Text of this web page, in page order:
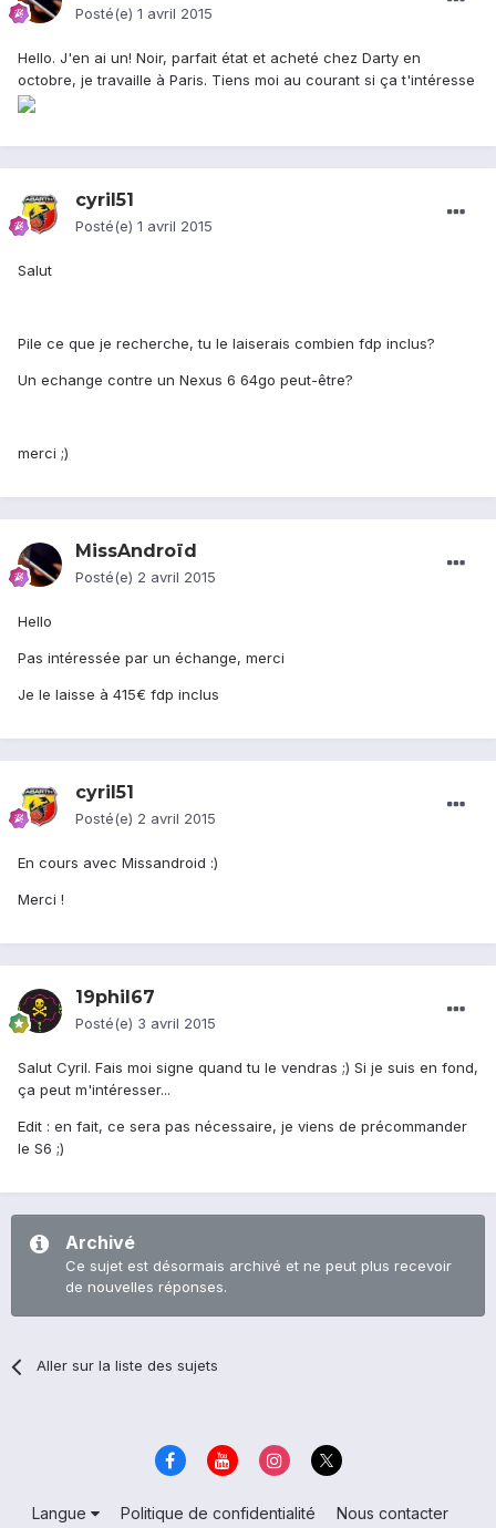
Posté(e) 1 avril 2015
Hello. J'en ai un! Noir, parfait état et acheté chez Darty en
octobre, je travaille à Paris. Tiens moi au courant si ça t'intéresse
cyril51
Posté(e) 1 avril 2015
Salut
Pile ce que je recherche, tu le laiserais combien fdp inclus?
Un echange contre un Nexus 6 64go peut-être?
merci ;)
MissAndroïd
Posté(e) 2 avril 2015
Hello
Pas intéressée par un échange, merci
Je le laisse à 415€ fdp inclus
cyril51
Posté(e) 2 avril 2015
En cours avec Missandroid :)
Merci !
19phil67
Posté(e) 3 avril 2015
Salut Cyril. Fais moi signe quand tu le vendras ;) Si je suis en fond,
ça peut m'intéresser...
Edit : en fait, ce sera pas nécessaire, je viens de précommander
le S6 ;)
Archivé
Ce sujet est désormais archivé et ne peut plus recevoir
de nouvelles réponses.
Aller sur la liste des sujets
Langue Politique de confidentialité
Nous contacter